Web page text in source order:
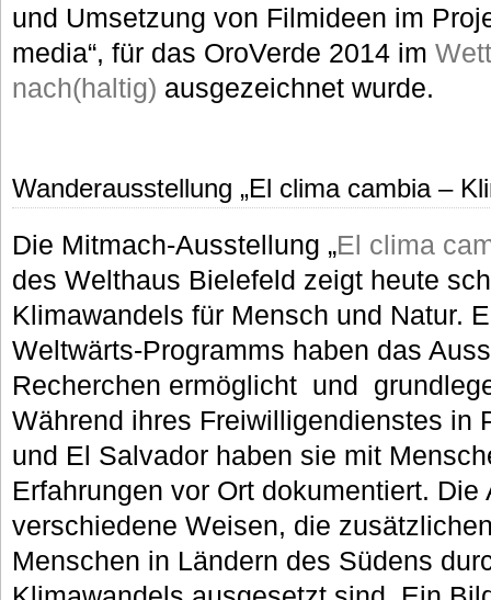
und Umsetzung von Filmideen im
media“, für das OroVerde 2014 im
nach(haltig) ausgezeichnet wurde.
Wanderausstellung „El clima cambia –
Die Mitmach-Ausstellung „El clima
des Welthaus Bielefeld zeigt heute
Klimawandels für Mensch und Natur.
Weltwärts-Programms haben das
Recherchen ermöglicht und
Während ihres Freiwilligendienstes in
und El Salvador haben sie mit
Erfahrungen vor Ort dokumentiert.
verschiedene Weisen, die
Menschen in Ländern des Südens